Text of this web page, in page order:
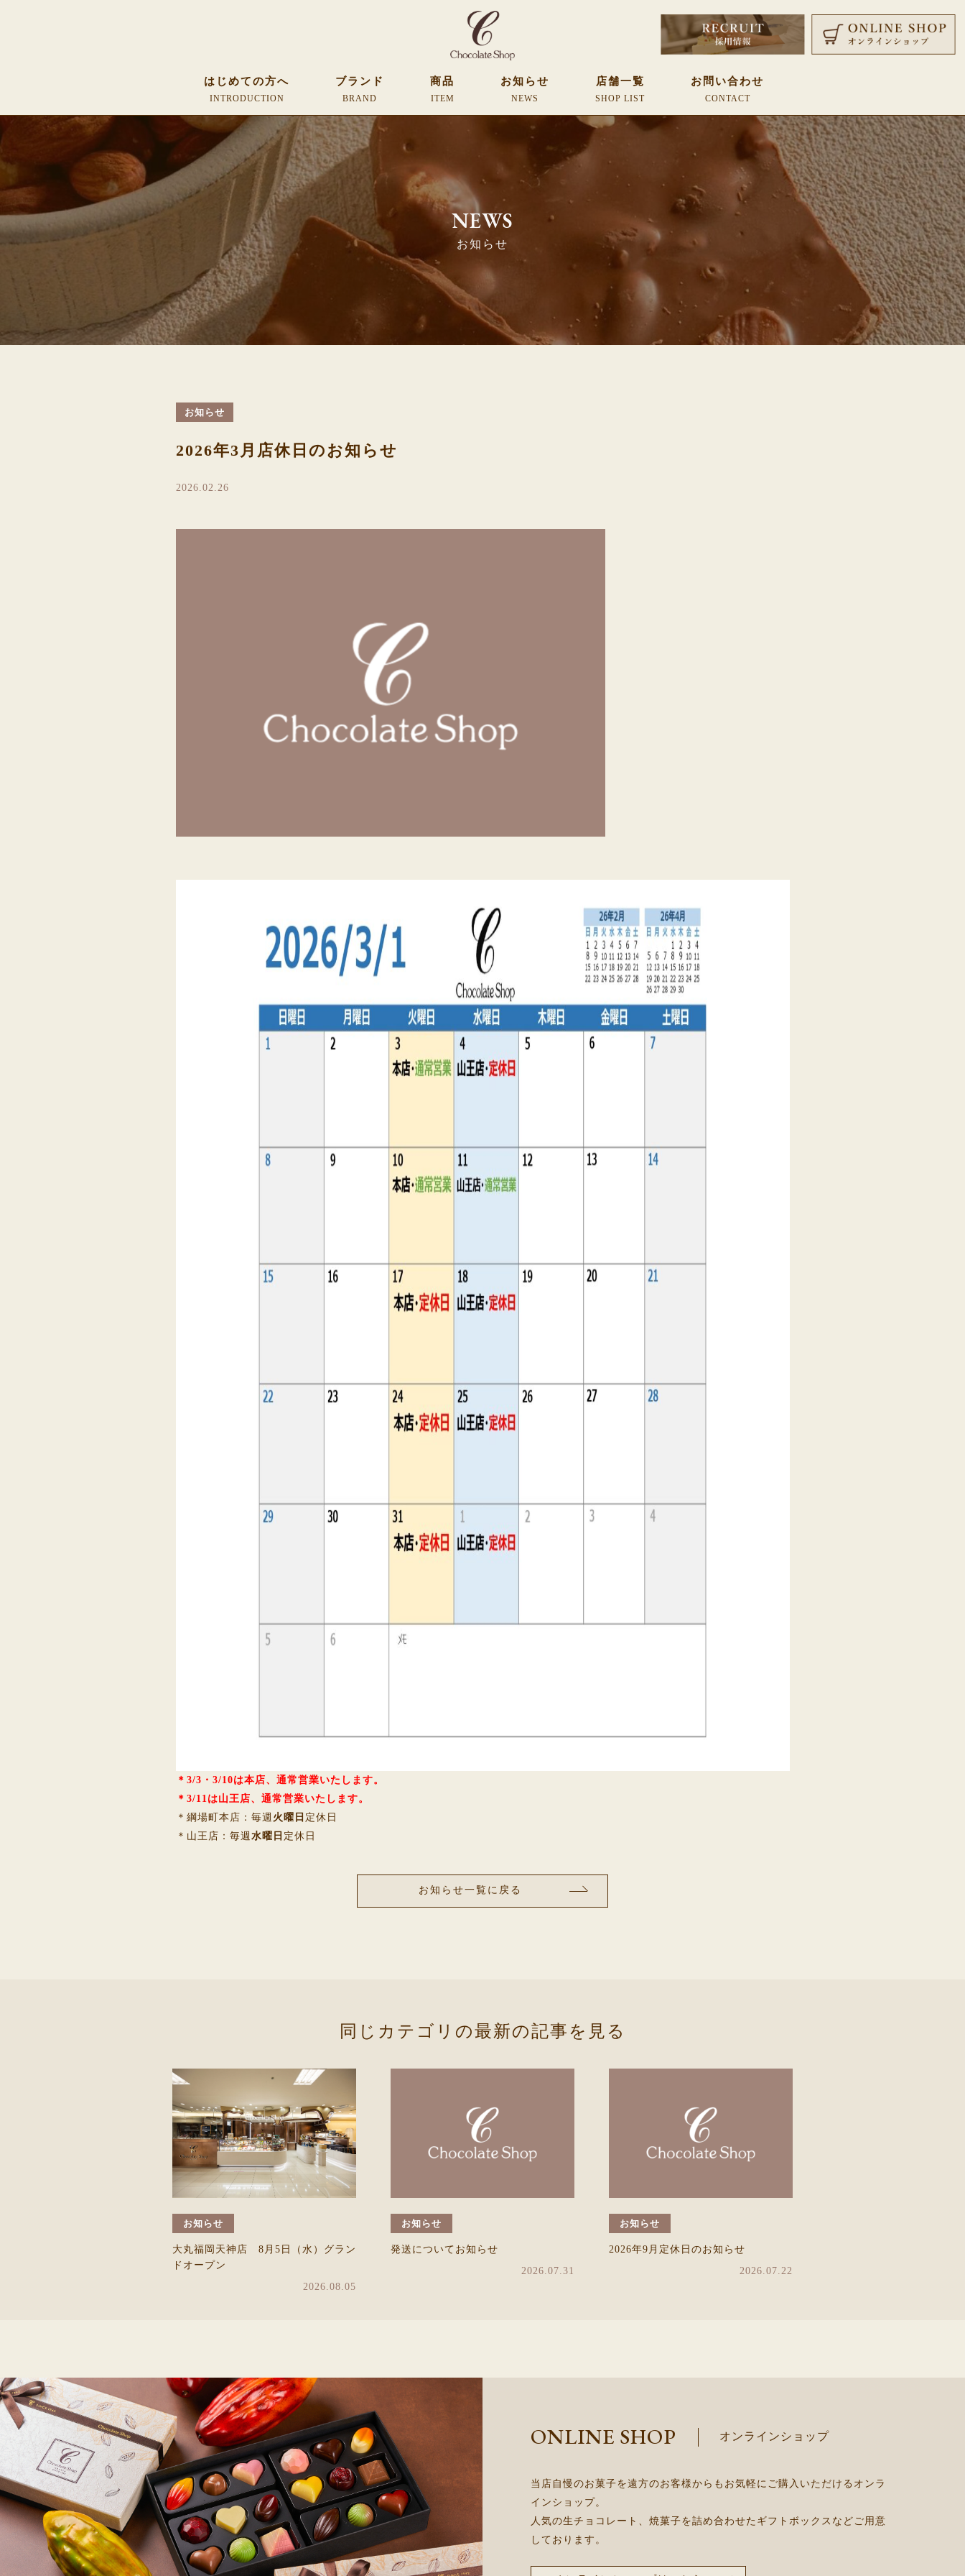
はじめての方へ
INTRODUCTION
ブランド
BRAND
商品
ITEM
お知らせ
NEWS
店舗一覧
SHOP LIST
お問い合わせ
CONTACT
NEWS
お知らせ
お知らせ
2026年3月店休日のお知らせ
2026.02.26
＊3/3・3/10は本店、通常営業いたします。
＊3/11は山王店、通常営業いたします。
＊綱場町本店：毎週 火曜日 定休日
＊山王店：毎週 水曜日 定休日
お知らせ一覧に戻る
同じカテゴリの最新の記事を見る
お知らせ
大丸福岡天神店 8月5日（水）グラン
ドオープン
2026.08.05
お知らせ
発送についてお知らせ
2026.07.31
お知らせ
2026年9月定休日のお知らせ
2026.07.22
ONLINE SHOP オンラインショップ
当店自慢のお菓子を遠方のお客様からもお気軽にご購入いただけるオンラ
インショップ。
人気の生チョコレート、焼菓子を詰め合わせたギフトボックスなどご用意
しております。